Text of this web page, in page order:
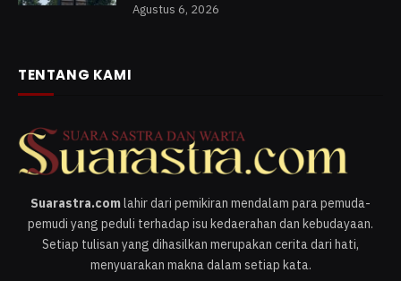
Agustus 6, 2026
TENTANG KAMI
Suarastra.comlahir dari pemikiran mendalam para pemuda-
pemudi yang peduli terhadap isu kedaerahan dan kebudayaan.
Setiap tulisan yang dihasilkan merupakan cerita dari hati,
menyuarakan makna dalam setiap kata.